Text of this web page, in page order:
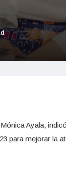
Ayala,
para mejorar la